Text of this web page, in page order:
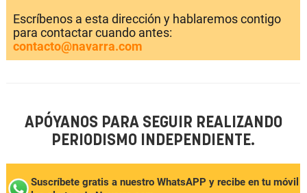
Escríbenos a esta dirección y hablaremos contigo
para contactar cuando antes:
contacto@navarra.com
APÓYANOS PARA SEGUIR REALIZANDO
PERIODISMO INDEPENDIENTE.
Suscríbete gratis a nuestro WhatsAPP y recibe en tu móvil